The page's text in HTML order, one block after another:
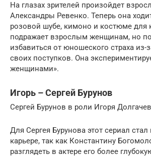
На глазах зрителей произойдет
Александры Ревенко. Теперь она
розовой шубе, кимоно и костюме для
подражает взрослым женщинам, но
избавиться от юношеского страха
своих поступков. Она
женщинами».
Игорь – Сергей Бурунов
Сергей Бурунов в роли Игоря
Для Сергея Бурунова этот сериал
карьере, так как Константину
разглядеть в актере его более